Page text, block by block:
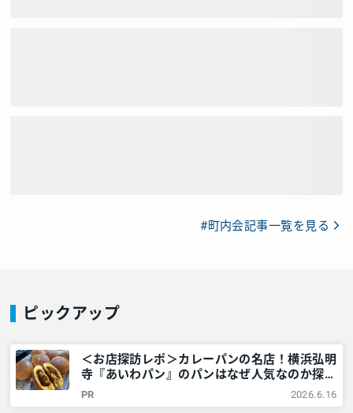
#町内会記事一覧を見る
ピックアップ
＜お店探訪レポ＞カレーパンの名店！横浜弘明
寺『あいわパン』のパンはなぜ人気なのか探っ
てみた – 神奈川・東京多摩のご近所情報 – レ
アリア
PR 2026.6.16